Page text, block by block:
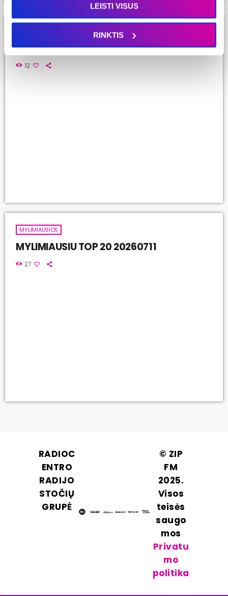
LEISTI VISUS
RINKTIS
MYLIMIAUSIU TOP 20 20260718
12
MYLIMIAUSIOS
MYLIMIAUSIU TOP 20 20260711
27
RADIOC
ENTRO
RADIJO
STOČIŲ
GRUPĖ
© ZIP
FM
2025.
Visos
teisės
saugo
mos
Privatu
mo
politika